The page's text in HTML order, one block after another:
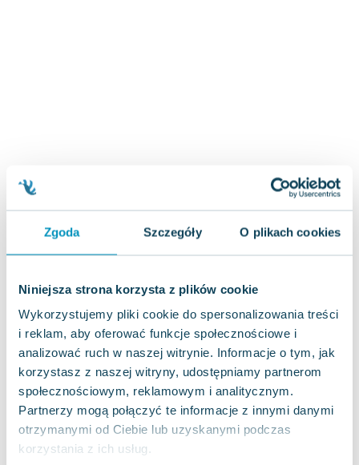
Zgoda Szczegóły O plikach cookies
Niniejsza strona korzysta z plików cookie
Wykorzystujemy pliki cookie do spersonalizowania treści
i reklam, aby oferować funkcje społecznościowe i
analizować ruch w naszej witrynie. Informacje o tym, jak
korzystasz z naszej witryny, udostępniamy partnerom
społecznościowym, reklamowym i analitycznym.
Partnerzy mogą połączyć te informacje z innymi danymi
otrzymanymi od Ciebie lub uzyskanymi podczas
korzystania z ich usług.
Maria Seweryn
Janina Zającówna
Anna Prus (oprac.)
Agnieszka Maciąg
Terry Pratchett
Virginia Woolf
Lorraine Warren
Ajahn Brahm
Lucinda Riley
Jacek Walkiewicz